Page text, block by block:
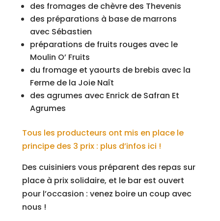
des fromages de chèvre des Thevenis
des préparations à base de marrons
avec Sébastien
préparations de fruits rouges avec le
Moulin O’ Fruits
du fromage et yaourts de brebis avec la
Ferme de la Joie Naît
des agrumes avec Enrick de Safran Et
Agrumes
Tous les producteurs ont mis en place le
principe des 3 prix : plus d’infos ici !
Des cuisiniers vous préparent des repas sur
place à prix solidaire, et le bar est ouvert
pour l’occasion : venez boire un coup avec
nous !